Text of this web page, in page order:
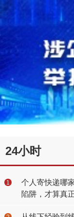
24小时
1
个人寄快递哪
陷阱，才算真